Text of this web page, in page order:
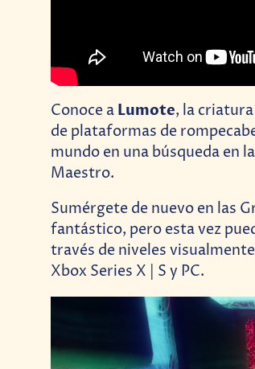
Conoce a Lumote, la
de plataformas de
mundo en una búsqueda en
Maestro.
Sumérgete de nuevo en las
fantástico, pero esta vez
través de niveles
Xbox Series X | S y PC.